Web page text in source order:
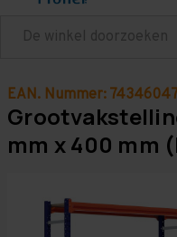
Zoeken
EAN. Nummer:
mm x 400 mm